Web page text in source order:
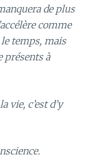
de plus
comme
temps, mais
présents à
vie, c’est d’y